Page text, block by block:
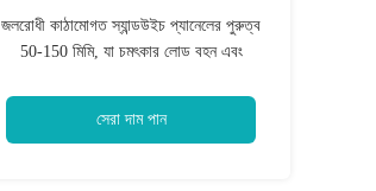
জলরোধী কাঠামোগত স্যান্ডউইচ প্যানেলের পুরুত্ব
50-150 মিমি, যা চমৎকার লোড বহন এবং
সেরা দাম পান